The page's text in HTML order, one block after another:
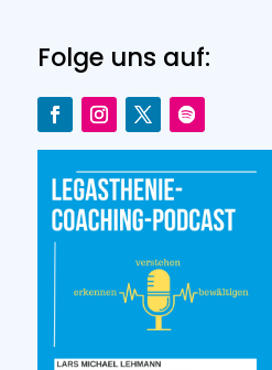
Folge uns auf: